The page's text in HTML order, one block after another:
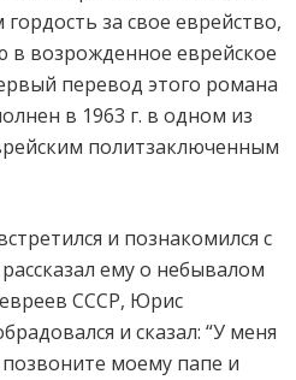
за свое еврейство,
в возрожденное еврейское
перевод этого романа
в 1963 г. в одном из
политзаключенным
и познакомился с
ему о небывалом
евреев СССР, Юрис
и сказал: “У меня
моему папе и